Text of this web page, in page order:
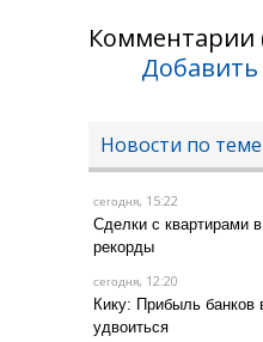
Комментарии
Новости по теме
сегодня, 15:22
Сделки с квартирами
рекорды
сегодня, 12:20
Кику: Прибыль банков
удвоиться